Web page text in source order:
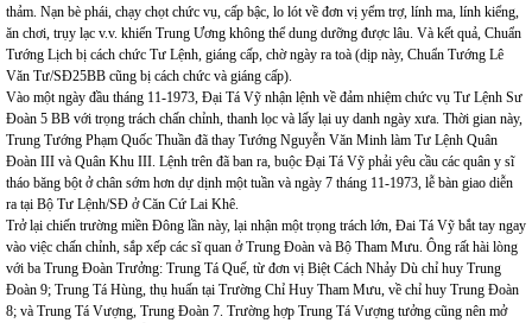
thảm. Nạn bè phái, chạy chọt chức vụ, cấp bậc, lo lót về đơn vị yểm trợ, lính ma, lính kiểng,
ăn chơi, trụy lạc v.v. khiến Trung Ương không thể dung dưỡng được lâu. Và kết quả, Chuẩn
Tướng Lịch bị cách chức Tư Lệnh, giáng cấp, chờ ngày ra toà (dịp này, Chuẩn Tướng Lê
Văn Tư/SĐ25BB cũng bị cách chức và giáng cấp).
Vào một ngày đầu tháng 11-1973, Đại Tá Vỹ nhận lệnh về đảm nhiệm chức vụ Tư Lệnh Sư
Đoàn 5 BB với trọng trách chấn chỉnh, thanh lọc và lấy lại uy danh ngày xưa. Thời gian này,
Trung Tướng Phạm Quốc Thuần đã thay Tướng Nguyễn Văn Minh làm Tư Lệnh Quân
Đoàn III và Quân Khu III. Lệnh trên đã ban ra, buộc Đại Tá Vỹ phải yêu cầu các quân y sĩ
tháo băng bột ở chân sớm hơn dự dịnh một tuần và ngày 7 tháng 11-1973, lễ bàn giao diễn
ra tại Bộ Tư Lệnh/SĐ ở Căn Cứ Lai Khê.
Trở lại chiến trường miền Đông lần này, lại nhận một trọng trách lớn, Đai Tá Vỹ bắt tay ngay
vào việc chấn chỉnh, sắp xếp các sĩ quan ở Trung Đoàn và Bộ Tham Mưu. Ông rất hài lòng
với ba Trung Đoàn Trưởng: Trung Tá Quế, từ đơn vị Biệt Cách Nhảy Dù chỉ huy Trung
Đoàn 9; Trung Tá Hùng, thụ huấn tại Trường Chỉ Huy Tham Mưu, về chỉ huy Trung Đoàn
8; và Trung Tá Vượng, Trung Đoàn 7. Trường hợp Trung Tá Vượng tưởng cũng nên mở